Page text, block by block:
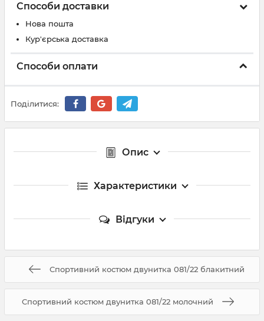
Способи доставки
Нова пошта
Кур'єрська доставка
Способи оплати
Поділитися:
Опис
Характеристики
Відгуки
Спортивний костюм двунитка 081/22 блакитний
Спортивний костюм двунитка 081/22 молочний